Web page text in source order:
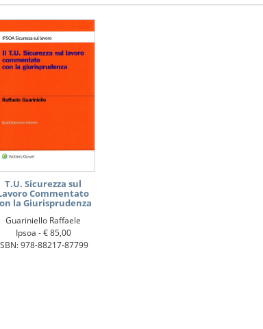
T.U. Sicurezza sul
Commentato
la Giurisprudenza
Guariniello Raffaele
Ipsoa -€ 85,00
978-88217-87799